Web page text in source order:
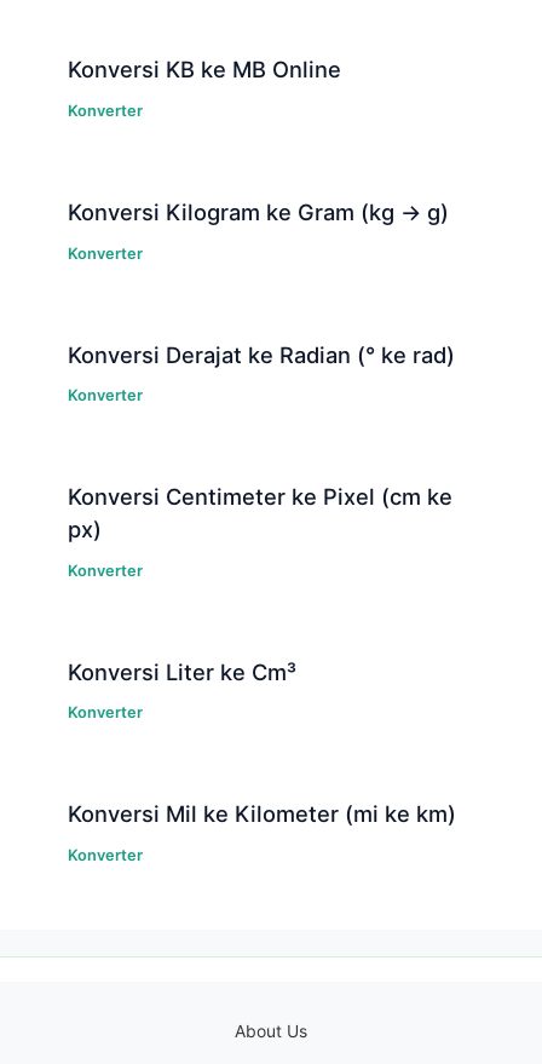
Konversi KB ke MB Online
Konverter
Konversi Kilogram ke Gram (kg → g)
Konverter
Konversi Derajat ke Radian (° ke rad)
Konverter
Konversi Centimeter ke Pixel (cm ke
px)
Konverter
Konversi Liter ke Cm³
Konverter
Konversi Mil ke Kilometer (mi ke km)
Konverter
About Us